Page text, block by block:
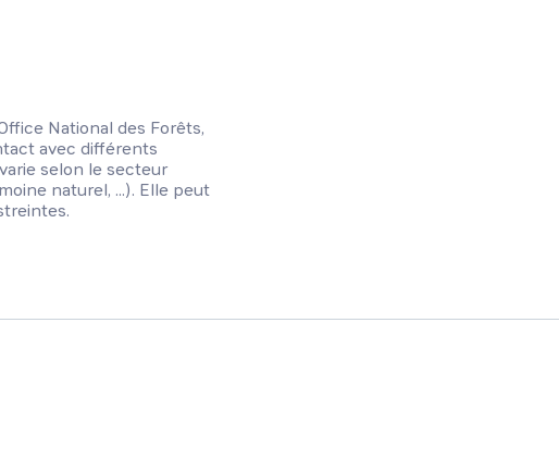
National des Forêts,
avec différents
selon le secteur
naturel, ...). Elle peut